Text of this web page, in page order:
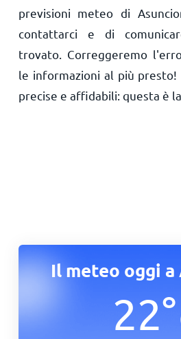
previsioni meteo di
contattarci e di
trovato. Correggeremo
le informazioni al più
precise e affidabili: questa è
Il meteo oggi a
22°